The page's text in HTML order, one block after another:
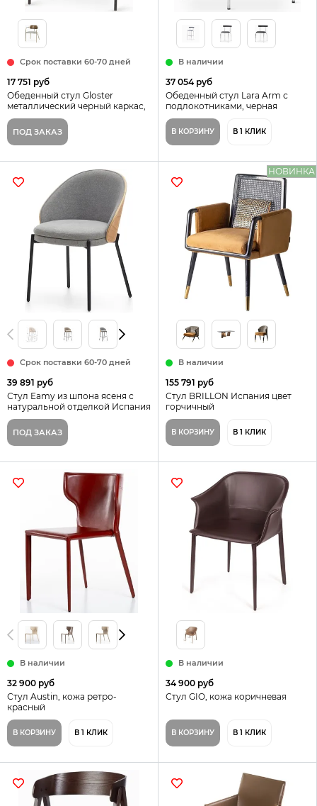
Срок поставки 60-70 дней
17 751 руб
Обеденный стул Gloster
металлический черный каркас,
серая ткань и спинка из дерева
ПОД ЗАКАЗ
В наличии
37 054 руб
Обеденный стул Lara Arm с
подлокотниками, черная
экокожа, металлический каркас
В КОРЗИНУ В 1 КЛИК
Срок поставки 60-70 дней
39 891 руб
Стул Eamy из шпона ясеня с
натуральной отделкой Испания
La Forma цвет светло-серый
ПОД ЗАКАЗ
НОВИНКА
В наличии
155 791 руб
Стул BRILLON Испания цвет
горчичный
В КОРЗИНУ В 1 КЛИК
В наличии
32 900 руб
Стул Austin, кожа ретро-
красный
В КОРЗИНУ В 1 КЛИК
В наличии
34 900 руб
Стул GIO, кожа коричневая
В КОРЗИНУ В 1 КЛИК